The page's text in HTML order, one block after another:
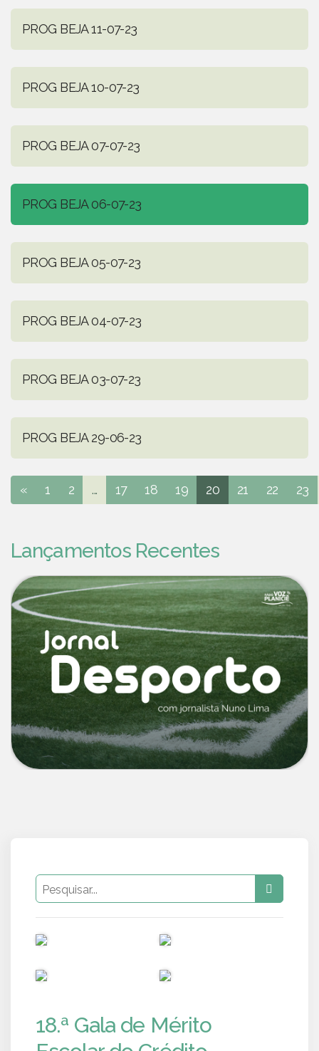
PROG BEJA 11-07-23
PROG BEJA 10-07-23
PROG BEJA 07-07-23
PROG BEJA 06-07-23
PROG BEJA 05-07-23
PROG BEJA 04-07-23
PROG BEJA 03-07-23
PROG BEJA 29-06-23
« 1 2 ... 17 18 19 20 21 22 23
Lançamentos Recentes
18.ª Gala de Mérito